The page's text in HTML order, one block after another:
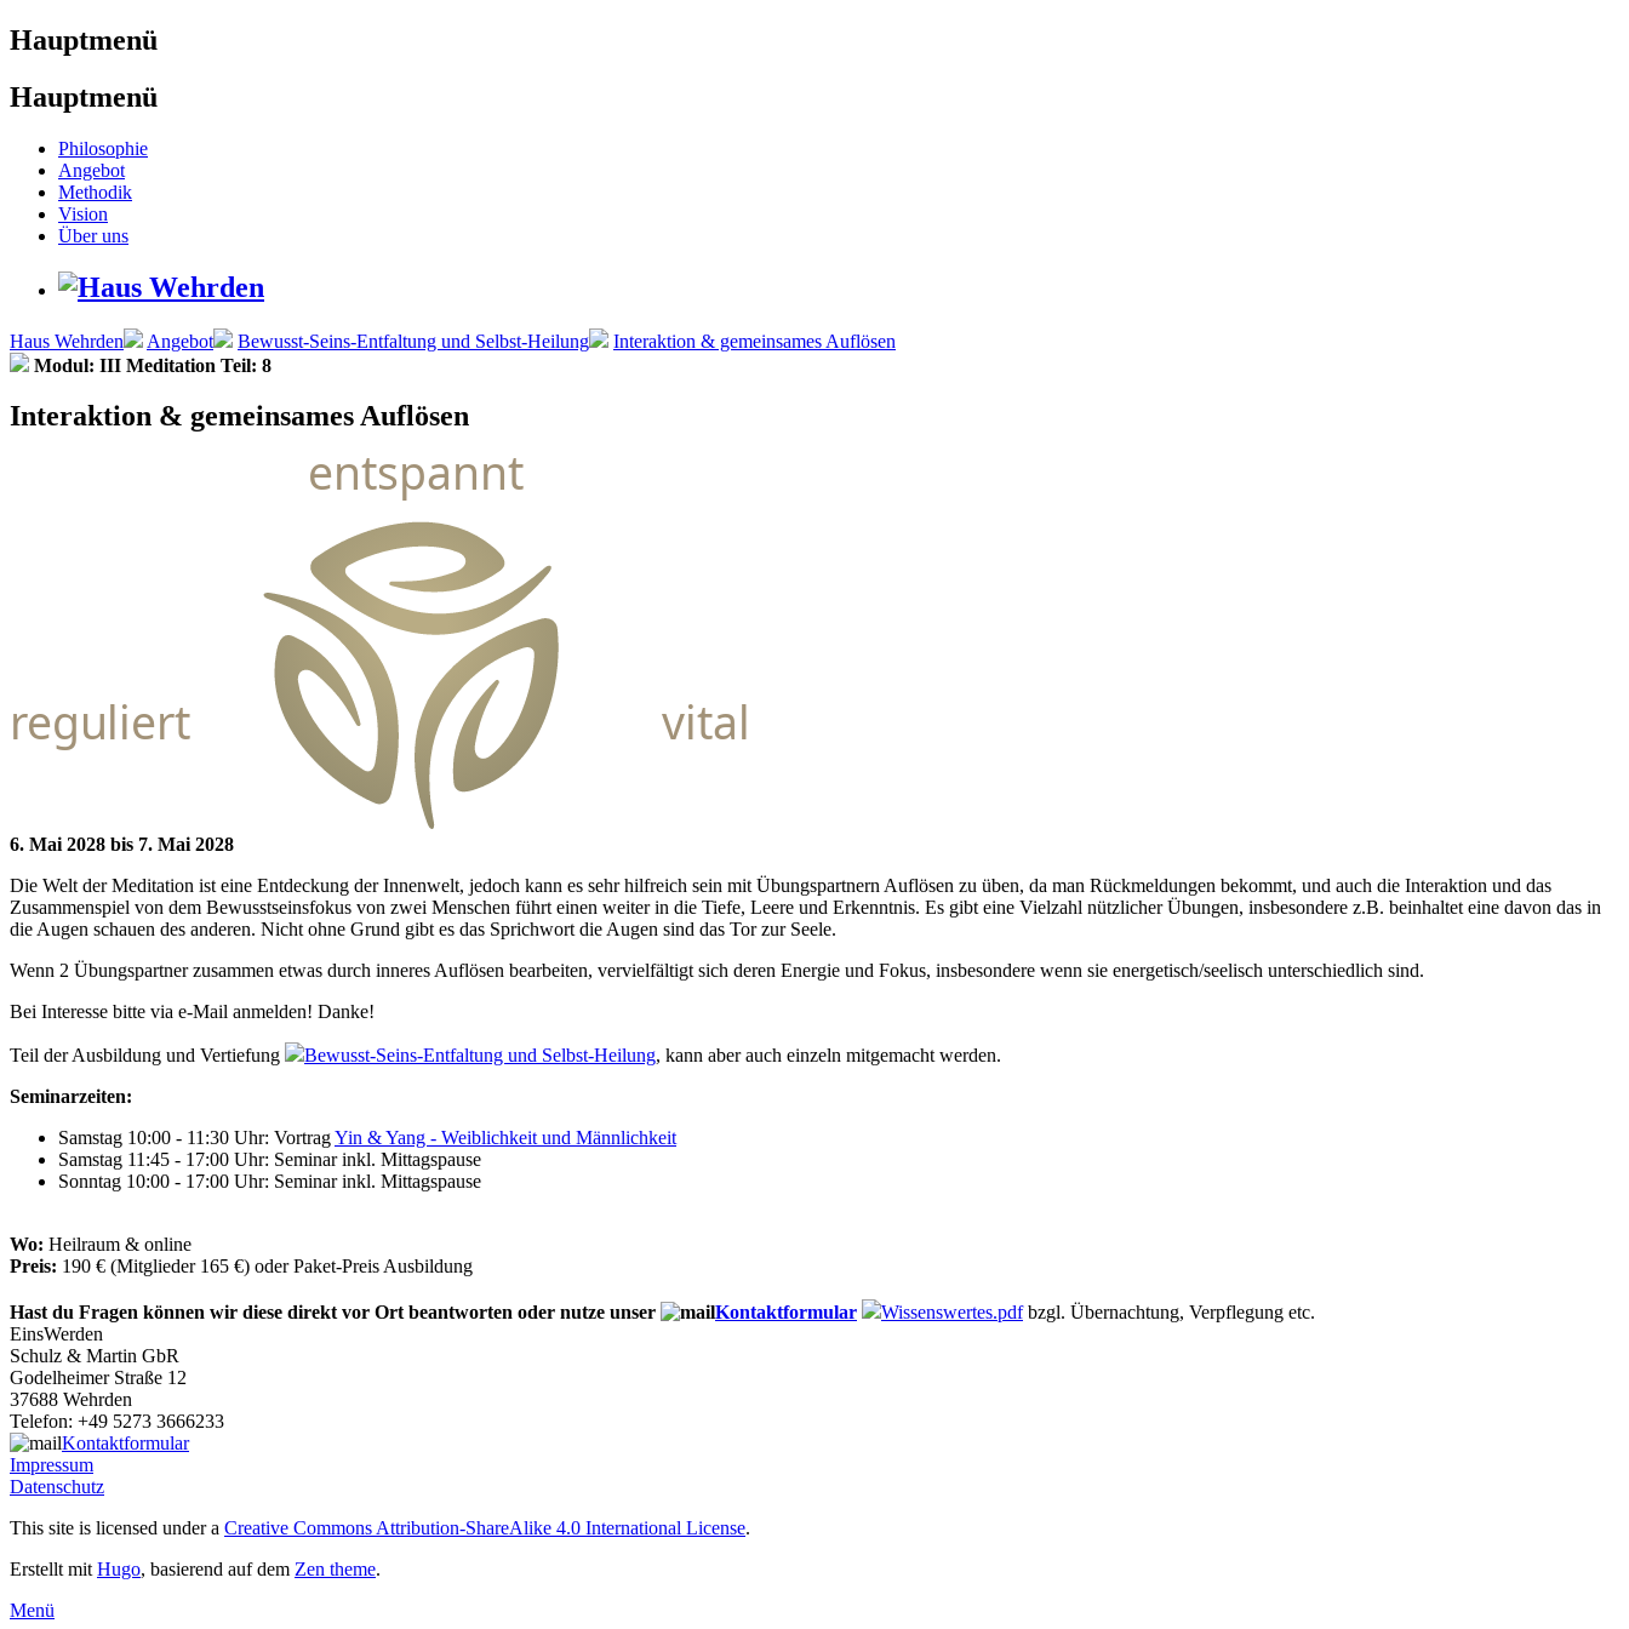
Hauptmenü
Hauptmenü
Philosophie
Angebot
Methodik
Vision
Über uns
Haus Wehrden Angebot Bewusst-Seins-Entfaltung und Selbst-Heilung
Interaktion & gemeinsames Auflösen
Modul: III Meditation Teil: 8
Interaktion & gemeinsames Auflösen
entspannt
reguliert vital
6. Mai 2028 bis 7. Mai 2028
Die Welt der Meditation ist eine Entdeckung der Innenwelt, jedoch kann es sehr hilfreich sein mit Übungspartnern Auflösen zu üben, da man Rückmeldungen bekommt, und auch die Interaktion und das
Zusammenspiel von dem Bewusstseinsfokus von zwei Menschen führt einen weiter in die Tiefe, Leere und Erkenntnis. Es gibt eine Vielzahl nützlicher Übungen, insbesondere z.B. beinhaltet eine davon das in
die Augen schauen des anderen. Nicht ohne Grund gibt es das Sprichwort die Augen sind das Tor zur Seele.
Wenn 2 Übungspartner zusammen etwas durch inneres Auflösen bearbeiten, vervielfältigt sich deren Energie und Fokus, insbesondere wenn sie energetisch/seelisch unterschiedlich sind.
Bei Interesse bitte via e-Mail anmelden! Danke!
Teil der Ausbildung und Vertiefung Bewusst-Seins-Entfaltung und Selbst-Heilung, kann aber auch einzeln mitgemacht werden.
Seminarzeiten:
Samstag 10:00 - 11:30 Uhr: VortragYin & Yang - Weiblichkeit und Männlichkeit
Samstag 11:45 - 17:00 Uhr: Seminar inkl. Mittagspause
Sonntag 10:00 - 17:00 Uhr: Seminar inkl. Mittagspause
Wo: Heilraum & online
Preis: 190 € (Mitglieder 165 €) oder Paket-Preis Ausbildung
Hast du Fragen können wir diese direkt vor Ort beantworten oder nutze unser Kontaktformular Wissenswertes.pdfbzgl. Übernachtung, Verpflegung etc.
EinsWerden
Schulz & Martin GbR
Godelheimer Straße 12
37688 Wehrden
Telefon: +49 5273 3666233
Kontaktformular
Impressum
Datenschutz
This site is licensed under a Creative Commons Attribution-ShareAlike 4.0 International License.
Erstellt mit Hugo, basierend auf dem Zen theme.
Menü